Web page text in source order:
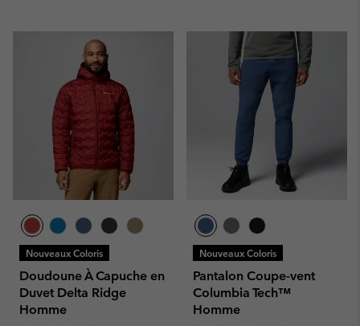
Nouveaux Coloris
Doudoune À Capuche en
Duvet Delta Ridge
Homme
Nouveaux Coloris
Pantalon Coupe-vent
Columbia Tech™
Homme